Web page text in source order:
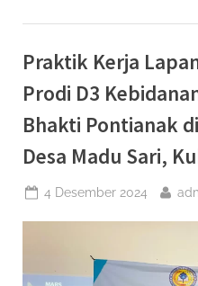
Kebidanan
Prestasi
Gemilang
dalam
Pendidikan
Praktik Kerja
Prodi D3
Bhakti Pontianak
Desa Madu Sari,
Posted
4 Desember 2024 By